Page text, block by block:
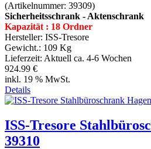
(Artikelnummer: 39309)
Sicherheitsschrank - Aktenschrank
Kapazität : 18 Ordner
Hersteller: ISS-Tresore
Gewicht.: 109 Kg
Lieferzeit: Aktuell ca. 4-6 Wochen
924.99 €
inkl. 19 % MwSt.
Details
ISS-Tresore
39310